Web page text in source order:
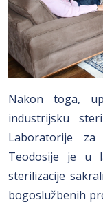
Nakon toga,
industrijsku
Laboratorije
Teodosije je u
sterilizacije
bogoslužbenih